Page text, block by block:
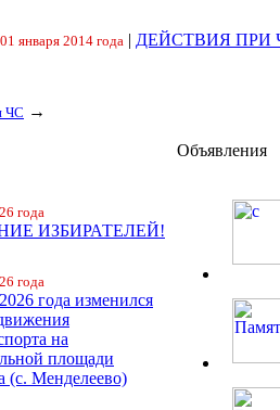
01 января 2014 года | ДЕЙСТВИЯ ПРИ
ЧС →
года
ИЗБИРАТЕЛЕЙ!
года
года изменился
на
площади
(с. Менделеево)
Объявления